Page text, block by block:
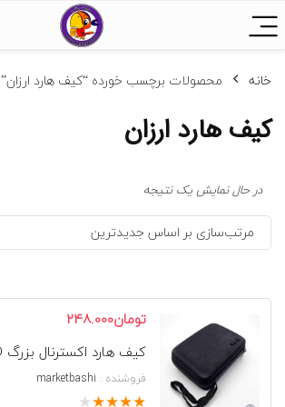
خانه محصولات برچسب خورده “کیف هارد ارزان”
کیف هارد ارزان
در حال نمایش یک نتیجه
مرتب‌سازی بر اساس جدیدترین
تومان248.000
کیف هارد اکسترنال بزرگ WD
فروشنده : marketbashi